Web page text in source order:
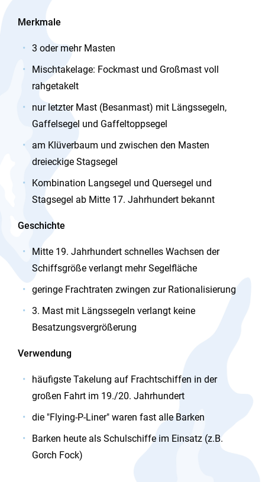
Merkmale
3 oder mehr Masten
Mischtakelage: Fockmast und Großmast voll
rahgetakelt
nur letzter Mast (Besanmast) mit Längssegeln,
Gaffelsegel und Gaffeltoppsegel
am Klüverbaum und zwischen den Masten
dreieckige Stagsegel
Kombination Langsegel und Quersegel und
Stagsegel ab Mitte 17. Jahrhundert bekannt
Geschichte
Mitte 19. Jahrhundert schnelles Wachsen der
Schiffsgröße verlangt mehr Segelfläche
geringe Frachtraten zwingen zur Rationalisierung
3. Mast mit Längssegeln verlangt keine
Besatzungsvergrößerung
Verwendung
häufigste Takelung auf Frachtschiffen in der
großen Fahrt im 19./20. Jahrhundert
die "Flying-P-Liner" waren fast alle Barken
Barken heute als Schulschiffe im Einsatz (z.B.
Gorch Fock)